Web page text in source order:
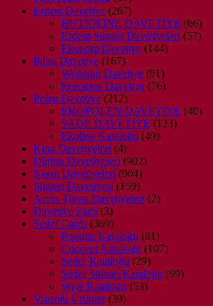
ürün
Erdem Davetiye 267267
ürün
BUTIQLINE DAVETİYE 6666
ürün
Erdem Sünnet Davetiyeleri 5757
Ekonom Davetiye 144144
İklim Davetiye 167167
ürün
Wedding Davetiye 9191
ürün
Fenomen Davetiye 7676
Polen Davetiye 212212
ürün
EKOPOLEN DAVETİYE 4040
SADE DAVETİYE 123123
Ekoline Kataloğu 4949
Kına Davetiyeleri 44
ürün
Düğün Davetiyeleri 902902
Nişan Davetiyeleri 904904
ürün
Sünnet Davetiyesi 159159
ürün
Açılış Tören Davetiyeleri 22
Davetiye Zarfı 33
ürün
Sedef Cards 369369
ürün
Popular Kataloğu 8181
ürün
Concept Katalogu 107107
Sedef Kataloğu 2929
ürün
Sedef Sünnet Kataloğu 9999
Style Katalogu 5353
Videolu Ürünler 3939